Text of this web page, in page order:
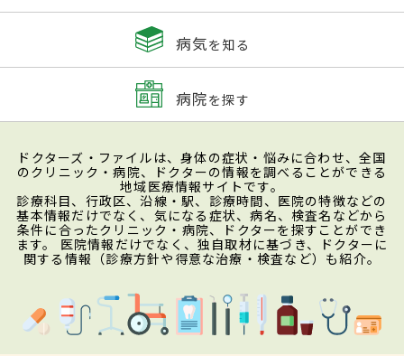
病気を知る
病院を探す
ドクターズ・ファイルは、身体の症状・悩みに合わせ、全国
のクリニック・病院、ドクターの情報を調べることができる
地域医療情報サイトです。
診療科目、行政区、沿線・駅、診療時間、医院の特徴などの
基本情報だけでなく、気になる症状、病名、検査名などから
条件に合ったクリニック・病院、ドクターを探すことができ
ます。 医院情報だけでなく、独自取材に基づき、ドクターに
関する情報（診療方針や得意な治療・検査など）も紹介。